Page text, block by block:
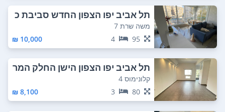
תל אביב יפו הצפון החדש סביבת כ
כר המדינה
משה שרת 7
95
4
10,000 ₪
תל אביב יפו הצפון הישן החלק המר
כזי
קלונימוס 4
80
3
8,100 ₪